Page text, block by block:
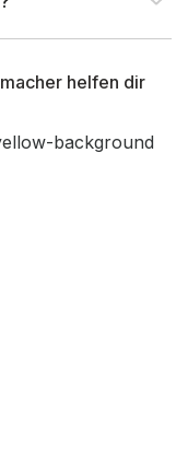
helfen dir